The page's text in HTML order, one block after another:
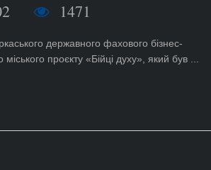
02
1471
державного фахового бізнес-
проєкту «Бійці духу», який був ...